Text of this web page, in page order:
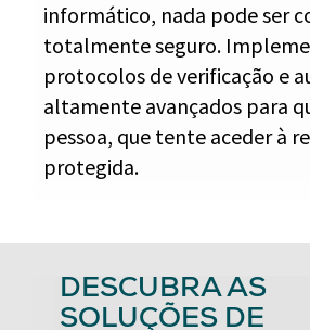
informático, nada pode ser
totalmente seguro.
protocolos de verificação e
altamente avançados para
pessoa, que tente aceder à
protegida.
DESCUBRA AS
SOLUÇÕES DE